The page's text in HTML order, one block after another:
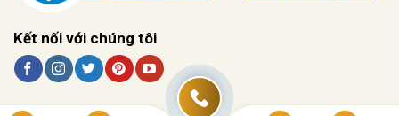
Kết nối với chúng tôi